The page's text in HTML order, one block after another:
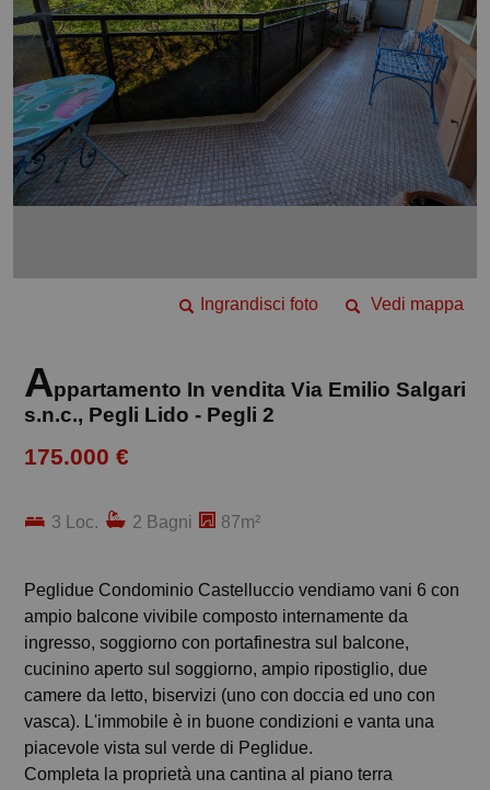
Vedi mappa
Ingrandisci foto
Appartamento In vendita Via Emilio Salgari
s.n.c., Pegli Lido - Pegli 2
175.000 €
3 Loc. 2 Bagni 87m²
Peglidue Condominio Castelluccio vendiamo vani 6 con
ampio balcone vivibile composto internamente da
ingresso, soggiorno con portafinestra sul balcone,
cucinino aperto sul soggiorno, ampio ripostiglio, due
camere da letto, biservizi (uno con doccia ed uno con
vasca). L'immobile è in buone condizioni e vanta una
piacevole vista sul verde di Peglidue.
Completa la proprietà una cantina al piano terra